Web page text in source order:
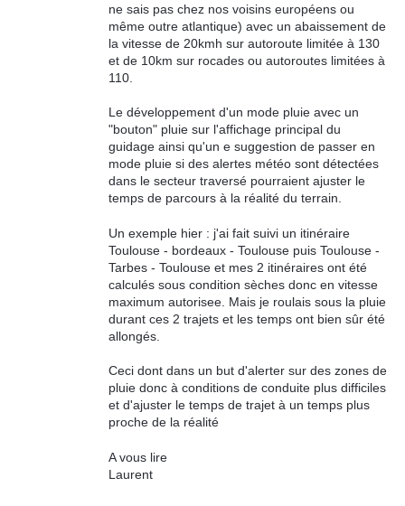
ne sais pas chez nos voisins européens ou
même outre atlantique) avec un abaissement de
la vitesse de 20kmh sur autoroute limitée à 130
et de 10km sur rocades ou autoroutes limitées à
110.
Le développement d'un mode pluie avec un
"bouton" pluie sur l'affichage principal du
guidage ainsi qu'un e suggestion de passer en
mode pluie si des alertes météo sont détectées
dans le secteur traversé pourraient ajuster le
temps de parcours à la réalité du terrain.
Un exemple hier : j'ai fait suivi un itinéraire
Toulouse - bordeaux - Toulouse puis Toulouse -
Tarbes - Toulouse et mes 2 itinéraires ont été
calculés sous condition sèches donc en vitesse
maximum autorisee. Mais je roulais sous la pluie
durant ces 2 trajets et les temps ont bien sûr été
allongés.
Ceci dont dans un but d'alerter sur des zones de
pluie donc à conditions de conduite plus difficiles
et d'ajuster le temps de trajet à un temps plus
proche de la réalité
A vous lire
Laurent